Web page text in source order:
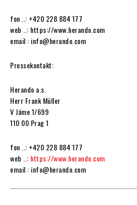
fon ..: +420 228 884 177
web ..: https://www.herando.com
email : info@herando.com
Pressekontakt:
Herando a.s.
Herr Frank Müller
V Jáme 1/699
110 00 Prag 1
fon ..: +420 228 884 177
web ..: https://www.herando.com
email : info@herando.com